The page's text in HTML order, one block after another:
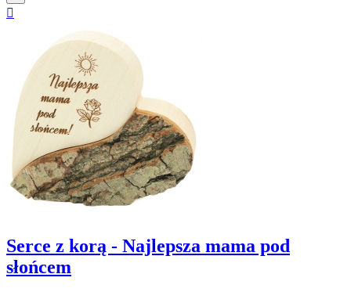

Serce z korą - Najlepsza mama pod
słońcem